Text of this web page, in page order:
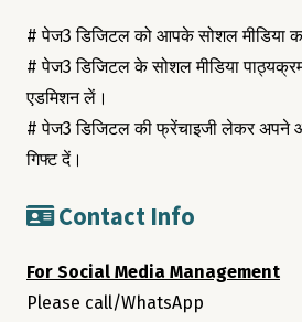
# पेज3 डिजिटल को आपके सोशल मीडिया
# पेज3 डिजिटल के सोशल मीडिया
एडमिशन लें।
# पेज3 डिजिटल की फ्रेंचाइजी लेकर अपने
गिफ्ट दें।
Contact Info
For Social Media Management
Please call/WhatsApp